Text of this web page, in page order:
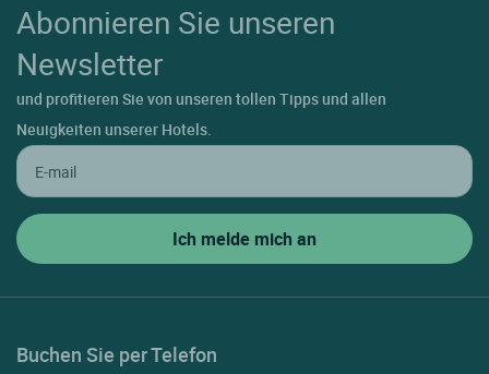
Abonnieren Sie unseren
Newsletter
und profitieren Sie von unseren tollen Tipps und allen
Neuigkeiten unserer Hotels.
Buchen Sie per Telefon